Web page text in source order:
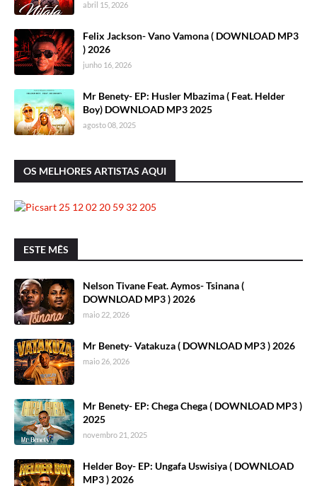
abril 15, 2026
Felix Jackson- Vano Vamona ( DOWNLOAD MP3
) 2026
junho 16, 2026
Mr Benety- EP: Husler Mbazima ( Feat. Helder
Boy) DOWNLOAD MP3 2025
agosto 08, 2025
OS MELHORES ARTISTAS AQUI
ESTE MÊS
Nelson Tivane Feat. Aymos- Tsinana (
DOWNLOAD MP3 ) 2026
maio 22, 2026
Mr Benety- Vatakuza ( DOWNLOAD MP3 ) 2026
maio 26, 2026
Mr Benety- EP: Chega Chega ( DOWNLOAD MP3 )
2025
novembro 21, 2025
Helder Boy- EP: Ungafa Uswisiya ( DOWNLOAD
MP3 ) 2026